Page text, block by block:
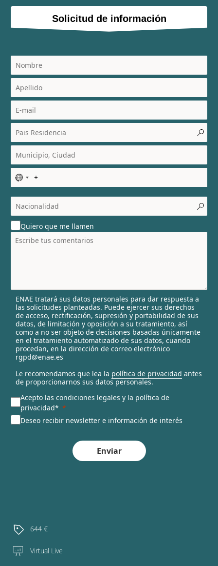
Solicitud de información
N
o
c
o
u
n
t
l
e
c
t
e
d
Quiero que me llamen
ENAE tratará sus datos personales para dar respuesta a
las solicitudes planteadas. Puede ejercer sus derechos
de acceso, rectificación, supresión y portabilidad de sus
datos, de limitación y oposición a su tratamiento, así
como a no ser objeto de decisiones basadas únicamente
en el tratamiento automatizado de sus datos, cuando
procedan, en la dirección de correo electrónico
rgpd@enae.es
Le recomendamos que lea la política de privacidad antes
de proporcionarnos sus datos personales.
Acepto las condiciones legales y la política de
privacidad*
Deseo recibir newsletter e información de interés
Enviar
644 €
Virtual Live